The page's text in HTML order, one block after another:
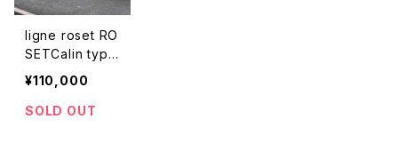
ligne roset RO
SETCalin type
2
¥110,000
SOLD OUT